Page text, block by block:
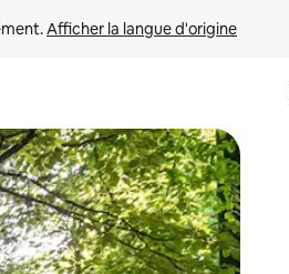
Afficher la langue d'origine